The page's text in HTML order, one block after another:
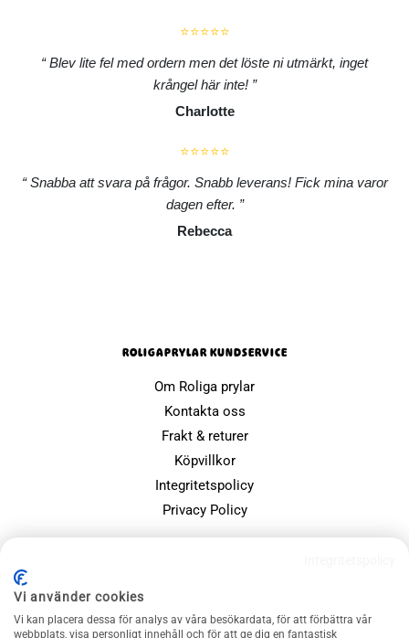
⭐⭐⭐⭐⭐
Blev lite fel med ordern men det löste ni utmärkt, inget
krångel här inte!
Charlotte
⭐⭐⭐⭐⭐
Snabba att svara på frågor. Snabb leverans! Fick mina varor
dagen efter.
Rebecca
ROLIGAPRYLAR KUNDSERVICE
Om Roliga prylar
Kontakta oss
Frakt & returer
Köpvillkor
Integritetspolicy
Privacy Policy
Julklappsspelet
Vi använder cookies
Vi kan placera dessa för analys av våra besökardata, för att förbättra vår
webbplats, visa personligt innehåll och för att ge dig en fantastisk